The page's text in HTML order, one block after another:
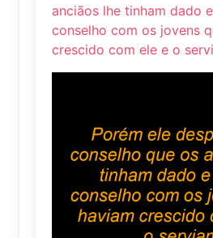
anciãos lhe tinham dado
conselho com os jovens
crescido com ele e o